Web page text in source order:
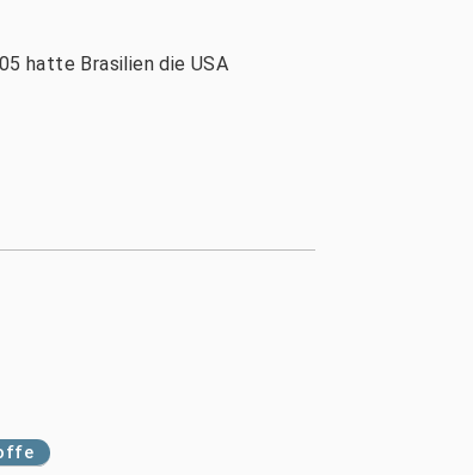
hatte Brasilien die USA